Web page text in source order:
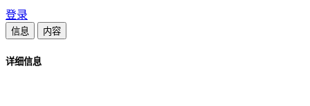
登录
信息 内容
详细信息